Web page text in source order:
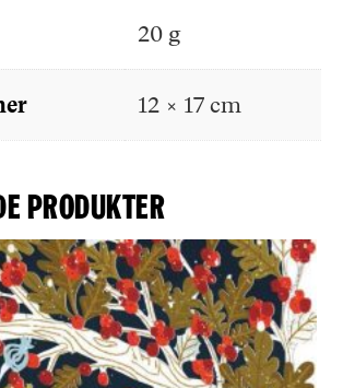
20 g
12 × 17 cm
produkter